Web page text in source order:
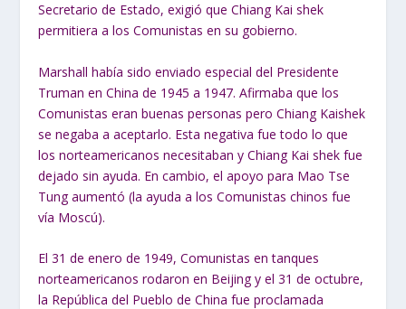
Secretario de Estado, exigió que Chiang Kai shek
permitiera a los Comunistas en su gobierno.
Marshall había sido enviado especial del Presidente
Truman en China de 1945 a 1947. Afirmaba que los
Comunistas eran buenas personas pero Chiang Kaishek
se negaba a aceptarlo. Esta negativa fue todo lo que
los norteamericanos necesitaban y Chiang Kai shek fue
dejado sin ayuda. En cambio, el apoyo para Mao Tse
Tung aumentó (la ayuda a los Comunistas chinos fue
vía Moscú).
El 31 de enero de 1949, Comunistas en tanques
norteamericanos rodaron en Beijing y el 31 de octubre,
la República del Pueblo de China fue proclamada